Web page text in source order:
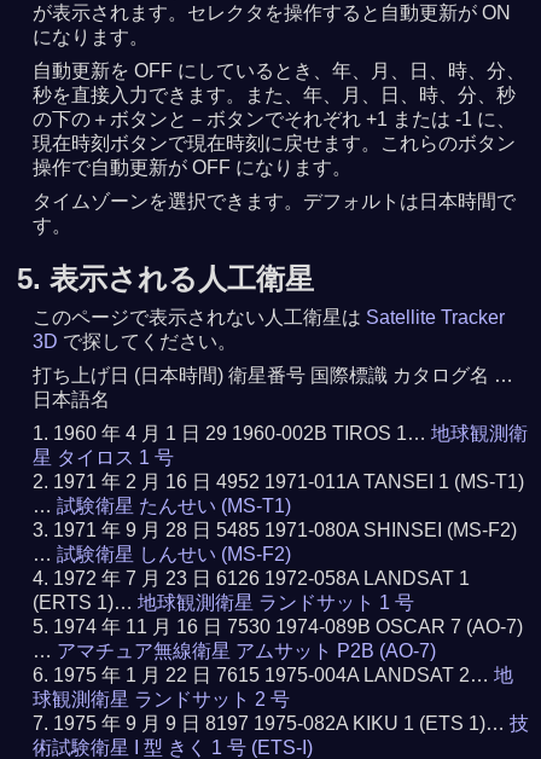
が表示されます。セレクタを操作すると自動更新が ON
になります。
自動更新を OFF にしているとき、年、月、日、時、分、
秒を直接入力できます。また、年、月、日、時、分、秒
の下の＋ボタンと－ボタンでそれぞれ +1 または -1 に、
現在時刻ボタンで現在時刻に戻せます。これらのボタン
操作で自動更新が OFF になります。
タイムゾーンを選択できます。デフォルトは日本時間で
す。
5. 表示される人工衛星
このページで表示されない人工衛星は Satellite Tracker
3D で探してください。
打ち上げ日 (日本時間) 衛星番号 国際標識 カタログ名 …
日本語名
1960 年 4 月 1 日 29 1960-002B TIROS 1…地球観測衛
星 タイロス 1 号
1971 年 2 月 16 日 4952 1971-011A TANSEI 1 (MS-T1)
…試験衛星 たんせい (MS-T1)
1971 年 9 月 28 日 5485 1971-080A SHINSEI (MS-F2)
…試験衛星 しんせい (MS-F2)
1972 年 7 月 23 日 6126 1972-058A LANDSAT 1
(ERTS 1)…地球観測衛星 ランドサット 1 号
1974 年 11 月 16 日 7530 1974-089B OSCAR 7 (AO-7)
… アマチュア無線衛星 アムサット P2B (AO-7)
1975 年 1 月 22 日 7615 1975-004A LANDSAT 2…地
球観測衛星 ランドサット 2 号
1975 年 9 月 9 日 8197 1975-082A KIKU 1 (ETS 1)…技
術試験衛星 I 型 きく 1 号 (ETS-I)